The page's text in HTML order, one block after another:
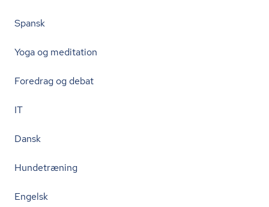
Spansk
Yoga og meditation
Foredrag og debat
IT
Dansk
Hundetræning
Engelsk